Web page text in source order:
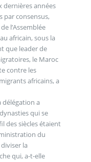
dernières années
par consensus,
l’Assemblée
africain, sous la
que leader de
le Maroc
contre les
africains, a
délégation a
qui se
des siècles étaient
du
la
qui, a-t-elle